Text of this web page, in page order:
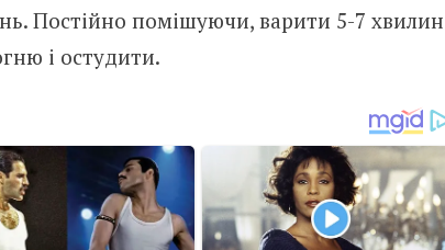
Постійно помішуючи, варити 5-7 хвилин
і остудити.